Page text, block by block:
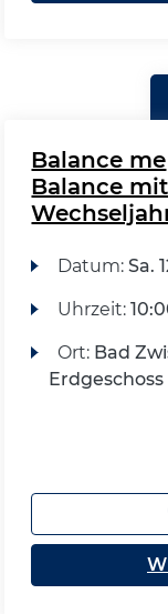
Balance me
Balance
Datum: Sa.
Uhrzeit:
Ort: Bad
Erdgeschoss